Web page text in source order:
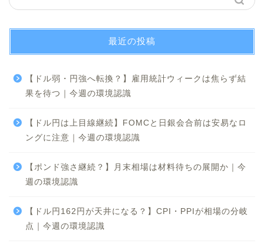
最近の投稿
【ドル弱・円強へ転換？】雇用統計ウィークは焦らず結
果を待つ｜今週の環境認識
【ドル円は上目線継続】FOMCと日銀会合前は安易なロ
ングに注意｜今週の環境認識
【ポンド強さ継続？】月末相場は材料待ちの展開か｜今
週の環境認識
【ドル円162円が天井になる？】CPI・PPIが相場の分岐
点｜今週の環境認識